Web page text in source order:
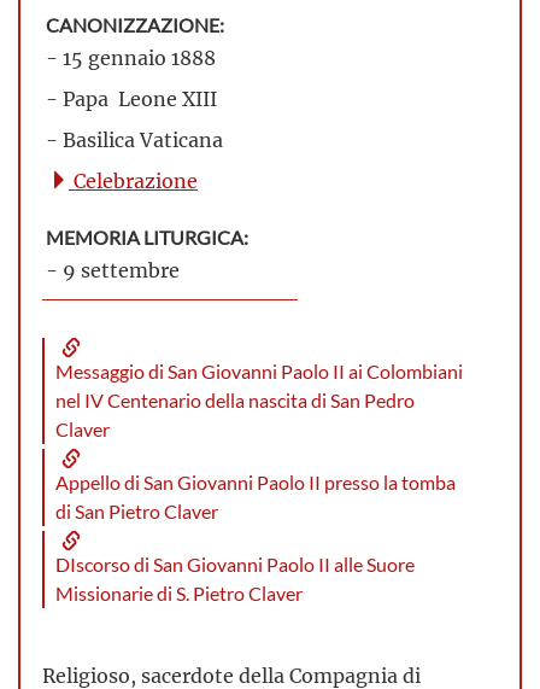
CANONIZZAZIONE:
- 15 gennaio 1888
- Papa Leone XIII
- Basilica Vaticana
Celebrazione
MEMORIA LITURGICA:
- 9 settembre
Messaggio di San Giovanni Paolo II ai Colombiani
nel IV Centenario della nascita di San Pedro
Claver
Appello di San Giovanni Paolo II presso la tomba
di San Pietro Claver
DIscorso di San Giovanni Paolo II alle Suore
Missionarie di S. Pietro Claver
Religioso, sacerdote della Compagnia di